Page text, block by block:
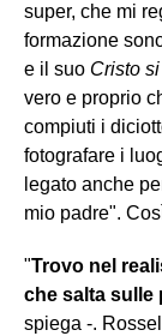
super, che mi
formazione
e il suo Cristo
vero e proprio
compiuti i
fotografare i
legato anche
mio padre".
"Trovo nel
che salta sulle
spiega -.